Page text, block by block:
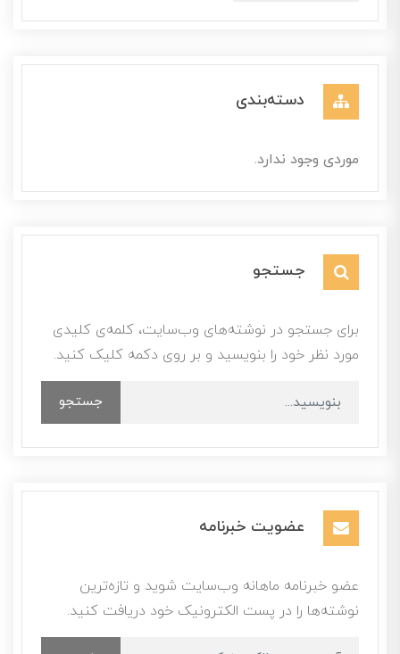
دسته‌بندی
موردی وجود ندارد.
جستجو
برای جستجو در نوشته‌های وب‌سایت، کلمه‌ی کلیدی
مورد نظر خود را بنویسید و بر روی دکمه کلیک کنید.
جستجو
عضویت خبرنامه
عضو خبرنامه ماهانه وب‌سایت شوید و تازه‌ترین
نوشته‌ها را در پست الکترونیک خود دریافت کنید.